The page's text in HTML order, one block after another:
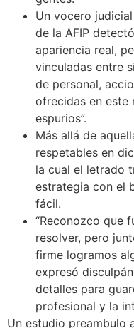
Un vocero
de la AFIP
apariencia real,
vinculadas entre
de personal,
ofrecidas en este
espurios”.
Más allá de
respetables en
la cual el letrado
estrategia con el
fácil.
“Reconozco que
resolver, pero
firme logramos
expresó
detalles para
profesional y la
Un estudio preambulo